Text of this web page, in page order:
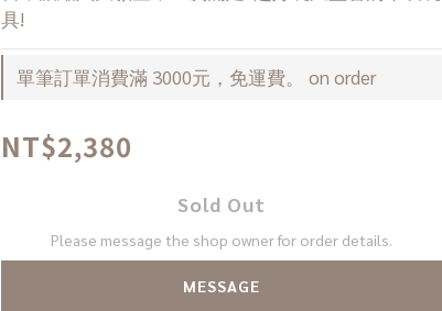
具!
單筆訂單消費滿 3000元，免運費。 on order
NT$2,380
Sold Out
Please message the shop owner for order details.
MESSAGE